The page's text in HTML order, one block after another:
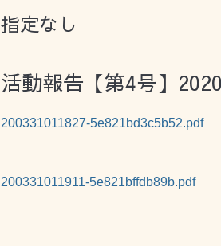
指定なし
活動報告【第4号】
200331011827-5e821bd3c5b52.pdf
200331011911-5e821bffdb89b.pdf